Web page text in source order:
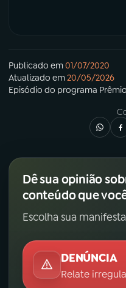
Publicado em01/07/2020
Atualizado em20/05/2026
Episódio do programa
Dê sua opinião
conteúdo que
Escolha sua
DENÚNCIA
Relate